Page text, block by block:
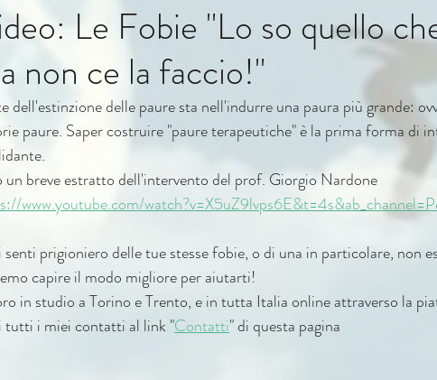
Le Fobie "Lo so quello
non ce la faccio!"
dell'estinzione delle paure sta nell'indurre una paura più grande:
paure. Saper costruire "paure terapeutiche" è la prima forma di
un breve estratto dell'intervento del prof. Giorgio Nardone
www.youtube.com/
senti prigioniero delle tue stesse fobie, o di una in particolare, non
capire il modo migliore per aiutarti!
in studio a Torino e Trento, e in tutta Italia online attraverso la
tutti i miei contatti al link "Contatti" di questa pagina